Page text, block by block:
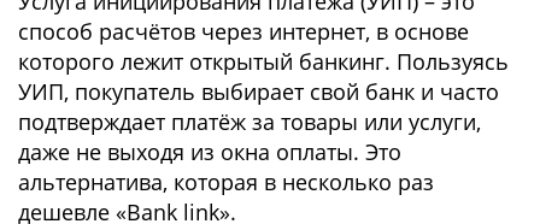
способ расчётов через интернет, в основе
которого лежит открытый банкинг. Пользуясь
УИП, покупатель выбирает свой банк и часто
подтверждает платёж за товары или услуги,
даже не выходя из окна оплаты. Это
альтернатива, которая в несколько раз
дешевле «Bank link».